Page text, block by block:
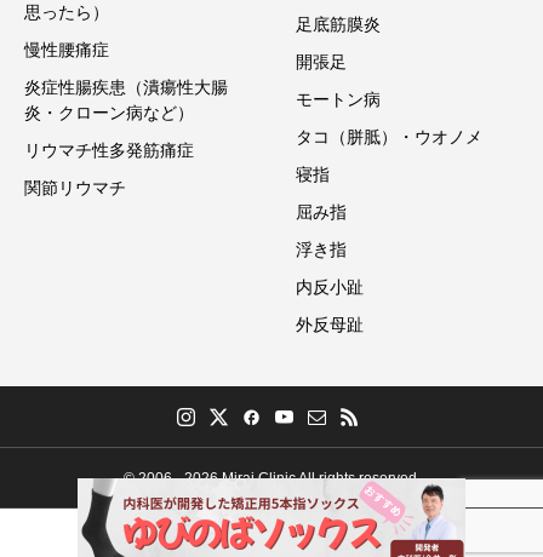
思ったら）
慢性腰痛症
炎症性腸疾患（潰瘍性大腸
炎・クローン病など）
リウマチ性多発筋痛症
関節リウマチ
足底筋膜炎
開張足
モートン病
タコ（胼胝）・ウオノメ
寝指
屈み指
浮き指
内反小趾
外反母趾
© 2006 - 2026 Mirai Clinic All rights reserved.